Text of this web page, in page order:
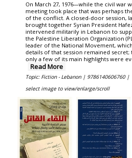
On March 27, 1976—while the civil war
meeting took place that was perhaps
of the conflict. A closed-door session,
brought together Syrian President
intervened militarily in Lebanon to
the Palestine Liberation Organization
leader of the National Movement,
details of that session remained
only a few of its main highlights were
Read More
Topic: Fiction - Lebanon | 9786140606760 |
select image to view/enlarge/scroll